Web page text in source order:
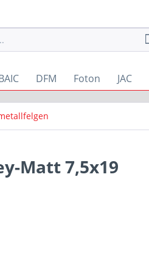
DFM Foton JAC
Matt 7,5x19